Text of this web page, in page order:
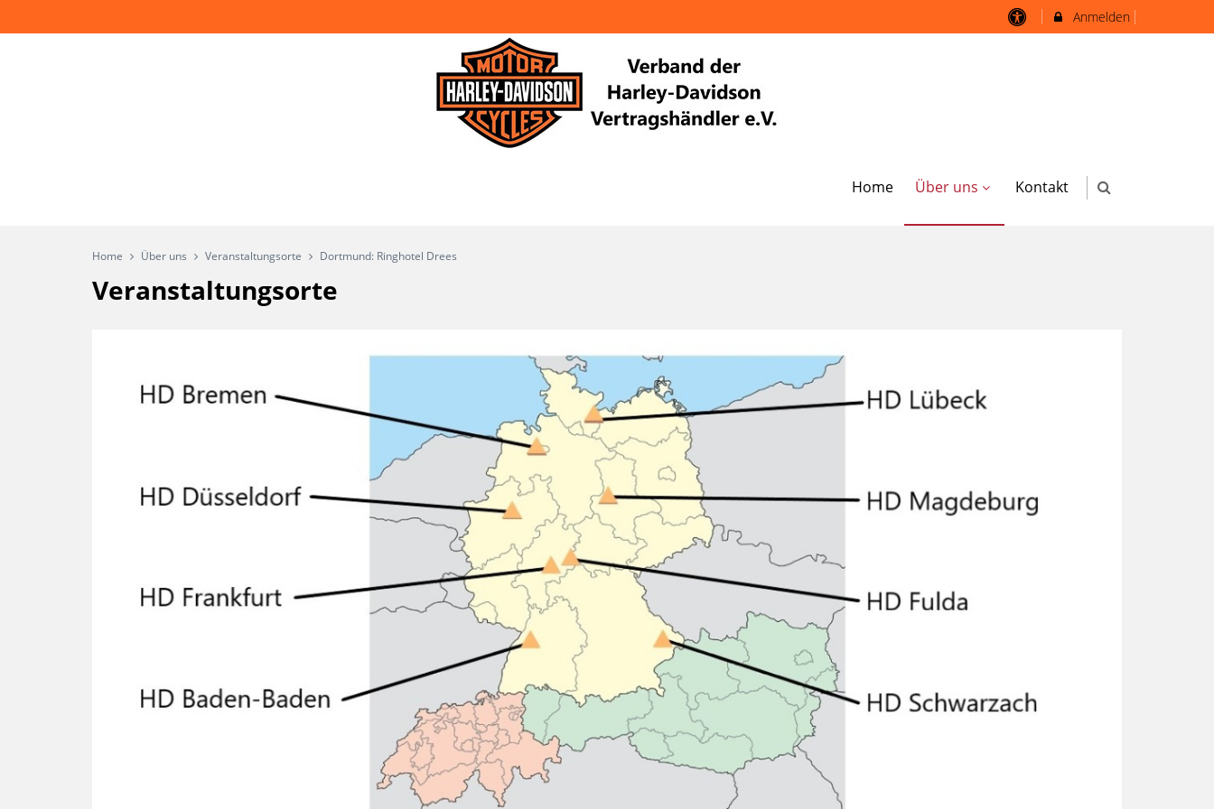
Anmelden
Home Über uns Kontakt
Home Über uns Veranstaltungsorte Dortmund: Ringhotel Drees
Veranstaltungsorte